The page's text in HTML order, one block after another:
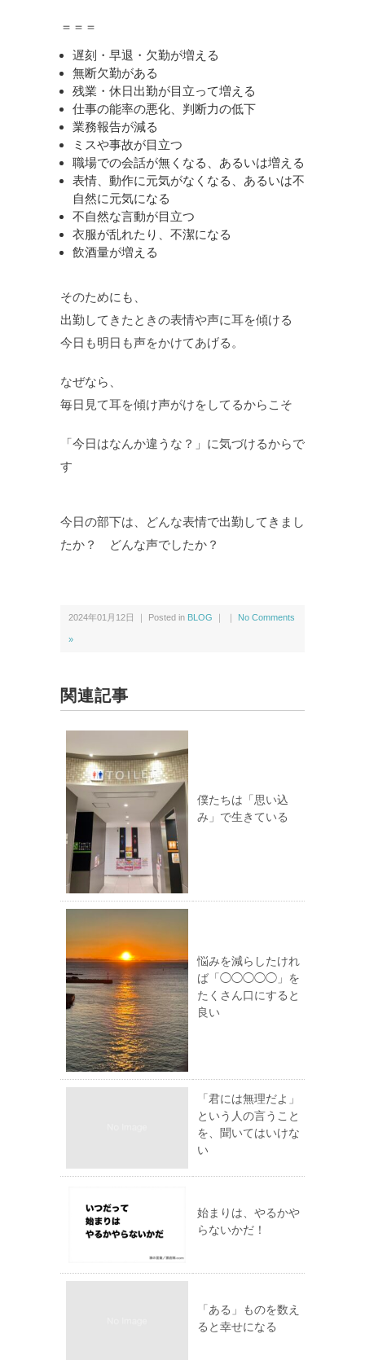
＝＝＝
遅刻・早退・欠勤が増える
無断欠勤がある
残業・休日出勤が目立って増える
仕事の能率の悪化、判断力の低下
業務報告が減る
ミスや事故が目立つ
職場での会話が無くなる、あるいは増える
表情、動作に元気がなくなる、あるいは不
自然に元気になる
不自然な言動が目立つ
衣服が乱れたり、不潔になる
飲酒量が増える
そのためにも、
出勤してきたときの表情や声に耳を傾ける
今日も明日も声をかけてあげる。
なぜなら、
毎日見て耳を傾け声がけをしてるからこそ
「今日はなんか違うな？」に気づけるからで
す
今日の部下は、どんな表情で出勤してきまし
たか？ どんな声でしたか？
2024年01月12日 ｜ Posted in BLOG No Comments
»
関連記事
僕たちは「思い込
み」で生きている
悩みを減らしたけれ
ば「◯◯◯◯◯」を
たくさん口にすると
良い
「君には無理だよ」
という人の言うこと
を、聞いてはいけな
い
始まりは、やるかや
らないかだ！
「ある」ものを数え
ると幸せになる